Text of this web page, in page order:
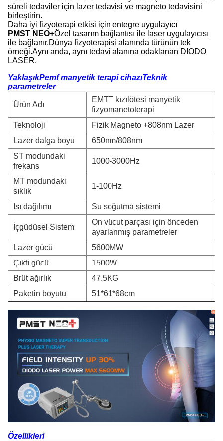
süreli tedaviler için lazer tedavisi ve magneto tedavisini
birleştirin.
Daha iyi fizyoterapi etkisi için entegre uygulayıcı
PMST NEO+Özel tasarım bağlantısı ile laser uygulayıcısı
ile bağlanır.Dünya fizyoterapisi alanında türünün tek
örneği.Aynı anda, aynı tedavi alanına odaklanan DIODO
LASER.
YaklaşıkPemf manyetik terapi cihazıTeknik
parametreler
Ürün Adı
EMTT kızılötesi manyetik
fizyomanetoterapi
Teknoloji
Fizik Magneto +808nm Lazer
Lazer dalga boyu
650nm/808nm
ST modundaki
frekans
1000-3000Hz
MT modundaki
sıklık
1-100Hz
Isı dağılımı Su soğutma sistemi
İçgüdüsel Sistem
On vücut parçası için önceden
ayarlanmış parametreler
Lazer gücü
5600MW
Çıktı gücü
1500W
Brüt ağırlık
47.5KG
Paketin boyutu
51*61*68cm
Özellikleri